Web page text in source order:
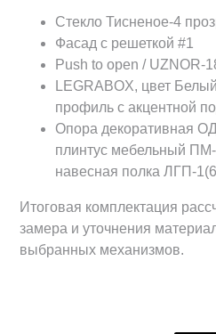
Cтекло Тисненое-4
Фасад с решеткой #1
Push to open / UZNOR-
LEGRABOX, цвет
профиль с акцентной
Опора декоративная
плинтус мебельный
навесная полка ЛГП-
Итоговая комплектация
замера и уточнения
выбранных механизмов.